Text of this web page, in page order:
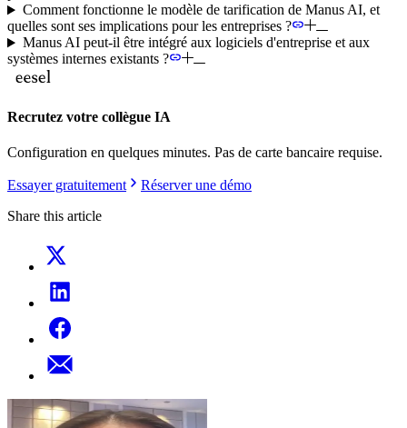
Comment fonctionne le modèle de tarification de Manus AI, et
quelles sont ses implications pour les entreprises ?
Manus AI peut-il être intégré aux logiciels d'entreprise et aux
systèmes internes existants ?
Recrutez votre collègue IA
Configuration en quelques minutes. Pas de carte bancaire requise.
Essayer gratuitement
Réserver une démo
Share this article